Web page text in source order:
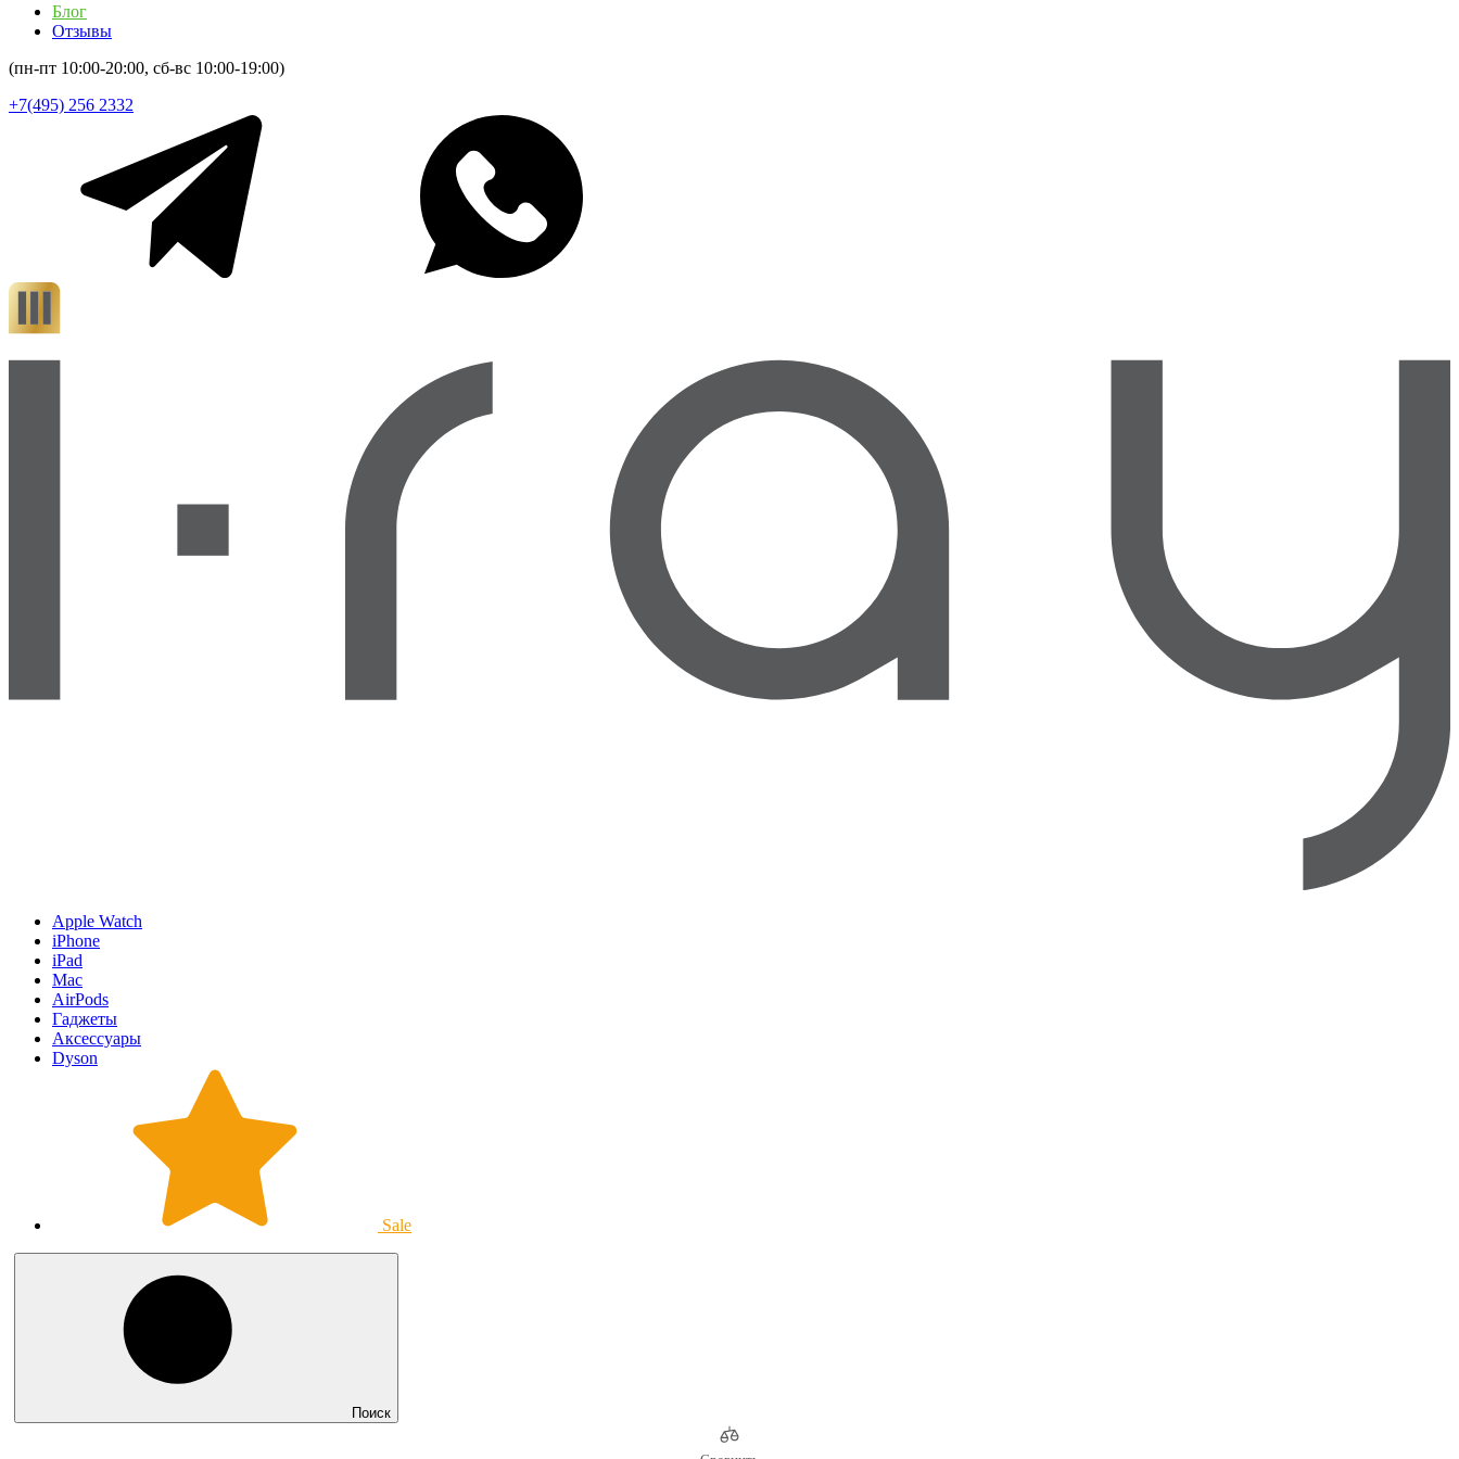
Блог
Отзывы
(пн-пт 10:00-20:00, сб-вс 10:00-19:00)
+7(495) 256 2332
Apple Watch
iPhone
iPad
Mac
AirPods
Гаджеты
Аксессуары
Dyson
Sale
Поиск